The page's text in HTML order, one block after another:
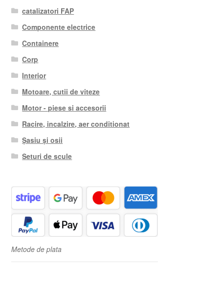
catalizatori FAP
Componente electrice
Containere
Corp
Interior
Motoare, cutii de viteze
Motor - piese si accesorii
Racire, incalzire, aer conditionat
Șasiu și osii
Seturi de scule
Metode de plata